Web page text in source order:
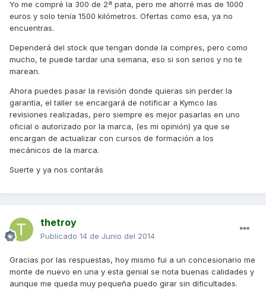
Yo me compré la 300 de 2ª pata, pero me ahorré mas de 1000
euros y solo tenía 1500 kilómetros. Ofertas como esa, ya no
encuentras.
Dependerá del stock que tengan donde la compres, pero como
mucho, te puede tardar una semana, eso si son serios y no te
marean.
Ahora puedes pasar la revisión donde quieras sin perder la
garantía, el taller se encargará de notificar a Kymco las
revisiones realizadas, pero siempre es mejor pasarlas en uno
oficial o autorizado por la marca, (es mi opinión) ya que se
encargan de actualizar con cursos de formación a los
mecánicos de la marca.
Suerte y ya nos contarás
thetroy
Publicado 14 de Junio del 2014
Gracias por las respuestas, hoy mismo fui a un concesionario me
monte de nuevo en una y esta genial se nota buenas calidades y
aunque me queda muy pequeña puedo girar sin dificultades.